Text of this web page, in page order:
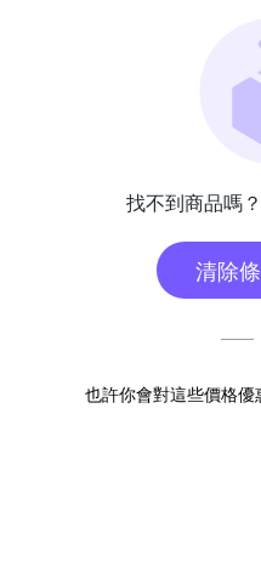
找不到商品嗎
清除
也許你會對這些價格優